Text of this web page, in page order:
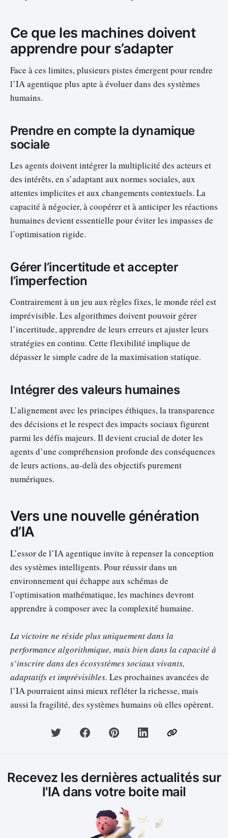
Ce que les machines doivent
apprendre pour s’adapter
Face à ces limites, plusieurs pistes émergent pour rendre
l’IA agentique plus apte à évoluer dans des systèmes
humains.
Prendre en compte la dynamique
sociale
Les agents doivent intégrer la multiplicité des acteurs et
des intérêts, en s’adaptant aux normes sociales, aux
attentes implicites et aux changements contextuels. La
capacité à négocier, à coopérer et à anticiper les réactions
humaines devient essentielle pour éviter les impasses de
l’optimisation rigide.
Gérer l’incertitude et accepter
l’imperfection
Contrairement à un jeu aux règles fixes, le monde réel est
imprévisible. Les algorithmes doivent pouvoir gérer
l’incertitude, apprendre de leurs erreurs et ajuster leurs
stratégies en continu. Cette flexibilité implique de
dépasser le simple cadre de la maximisation statique.
Intégrer des valeurs humaines
L’alignement avec les principes éthiques, la transparence
des décisions et le respect des impacts sociaux figurent
parmi les défis majeurs. Il devient crucial de doter les
agents d’une compréhension profonde des conséquences
de leurs actions, au-delà des objectifs purement
numériques.
Vers une nouvelle génération
d’IA
L’essor de l’IA agentique invite à repenser la conception
des systèmes intelligents. Pour réussir dans un
environnement qui échappe aux schémas de
l’optimisation mathématique, les machines devront
apprendre à composer avec la complexité humaine.
La victoire ne réside plus uniquement dans la
performance algorithmique, mais bien dans la capacité à
s’inscrire dans des écosystèmes sociaux vivants,
adaptatifs et imprévisibles. Les prochaines avancées de
l’IA pourraient ainsi mieux refléter la richesse, mais
aussi la fragilité, des systèmes humains où elles opèrent.
Recevez les dernières actualités sur
l'IA dans votre boite mail